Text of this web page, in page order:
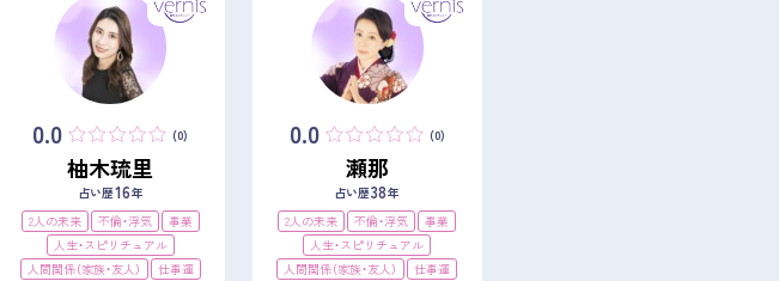
0.0 (0)
柚木琉里
占い歴16年
2人の未来
不倫・浮気
事業
人生・スピリチュアル
人間関係（家族・友人）
仕事運
0.0 (0)
瀬那
占い歴38年
2人の未来
不倫・浮気
事業
人生・スピリチュアル
人間関係（家族・友人）
仕事運